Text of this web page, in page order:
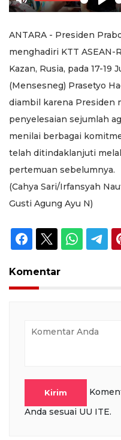
Mute
ANTARA - Presiden
menghadiri KTT ASEAN-
Kazan, Rusia, pada 17-
(Mensesneg) Prasetyo
diambil karena Presiden
penyelesaian sejumlah
menilai berbagai
telah ditindaklanjuti
pertemuan sebelumnya.
(Cahya Sari/Irfansyah
Gusti Agung Ayu N)
Komentar
Kirim
Anda sesuai UU ITE.